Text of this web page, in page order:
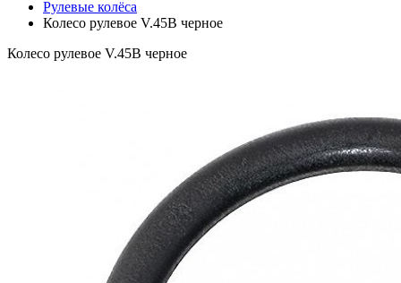
Рулевые колёса
Колесо рулевое V.45B черное
Колесо рулевое V.45B черное